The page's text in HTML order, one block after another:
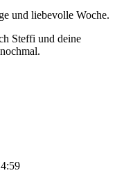
und liebevolle Woche.
Steffi und deine